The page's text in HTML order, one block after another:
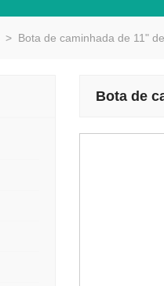
> Bota de caminhada de 11"
Bota de